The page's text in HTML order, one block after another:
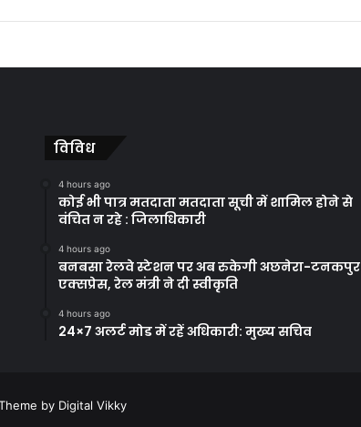
विविध
4 hours ago
कोई भी पात्र मतदाता मतदाता सूची में शामिल होने से
वंचित न रहे : जिलाधिकारी
4 hours ago
बनबसा रेलवे स्टेशन पर अब रुकेगी अछनेरा-टनकपुर
एक्सप्रेस, रेल मंत्री ने दी स्वीकृति
4 hours ago
24×7 अलर्ट मोड में रहें अधिकारी: मुख्य सचिव
by Digital Vikky